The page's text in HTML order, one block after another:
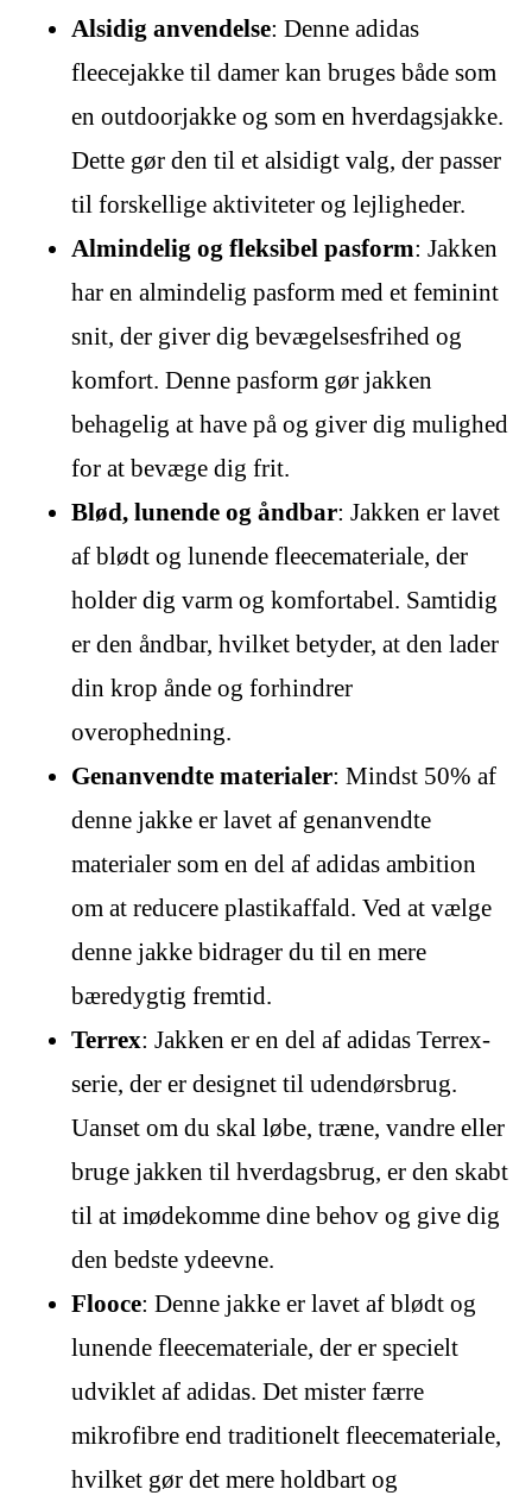
Alsidig anvendelse: Denne adidas
fleecejakke til damer kan bruges både som
en outdoorjakke og som en hverdagsjakke.
Dette gør den til et alsidigt valg, der passer
til forskellige aktiviteter og lejligheder.
Almindelig og fleksibel pasform: Jakken
har en almindelig pasform med et feminint
snit, der giver dig bevægelsesfrihed og
komfort. Denne pasform gør jakken
behagelig at have på og giver dig mulighed
for at bevæge dig frit.
Blød, lunende og åndbar: Jakken er lavet
af blødt og lunende fleecemateriale, der
holder dig varm og komfortabel. Samtidig
er den åndbar, hvilket betyder, at den lader
din krop ånde og forhindrer
overophedning.
Genanvendte materialer: Mindst 50% af
denne jakke er lavet af genanvendte
materialer som en del af adidas ambition
om at reducere plastikaffald. Ved at vælge
denne jakke bidrager du til en mere
bæredygtig fremtid.
Terrex: Jakken er en del af adidas Terrex-
serie, der er designet til udendørsbrug.
Uanset om du skal løbe, træne, vandre eller
bruge jakken til hverdagsbrug, er den skabt
til at imødekomme dine behov og give dig
den bedste ydeevne.
Flooce: Denne jakke er lavet af blødt og
lunende fleecemateriale, der er specielt
udviklet af adidas. Det mister færre
mikrofibre end traditionelt fleecemateriale,
hvilket gør det mere holdbart og